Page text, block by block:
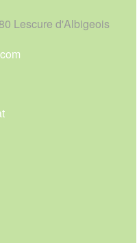
Lescure d'Albigeois